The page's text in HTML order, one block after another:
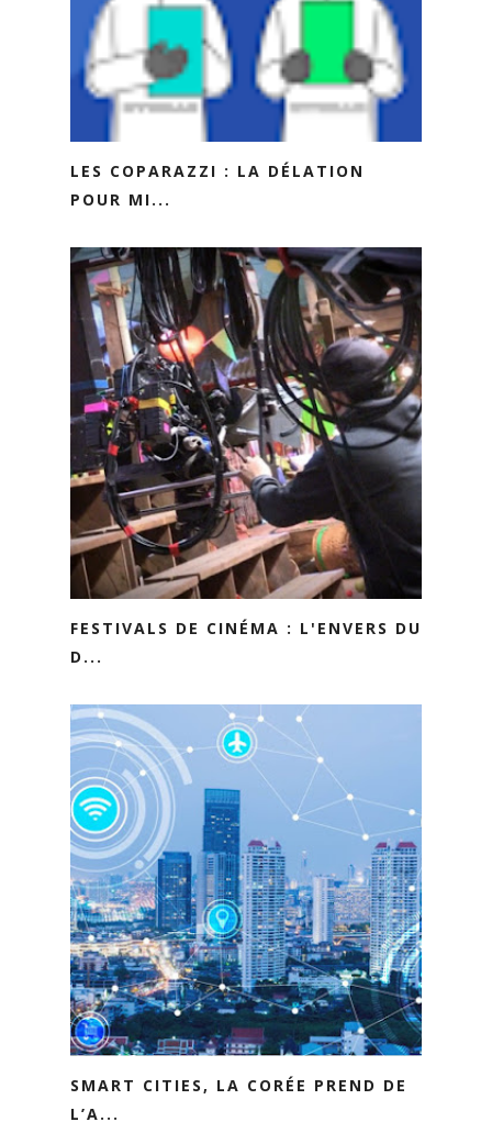
LES COPARAZZI : LA DÉLATION
POUR MI...
FESTIVALS DE CINÉMA : L'ENVERS DU
D...
SMART CITIES, LA CORÉE PREND DE
L’A...